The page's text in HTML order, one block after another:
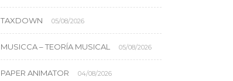
TAXDOWN 05/08/2026
MUSICCA – TEORÍA MUSICAL 05/08/2026
PAPER ANIMATOR 04/08/2026